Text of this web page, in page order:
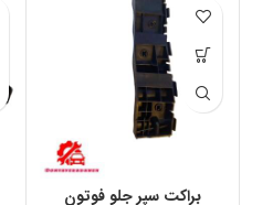
براكت سپر جلو فوتون